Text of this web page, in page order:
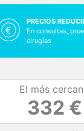
PRECIOS
En consultas,
cirugías
El más
332 €